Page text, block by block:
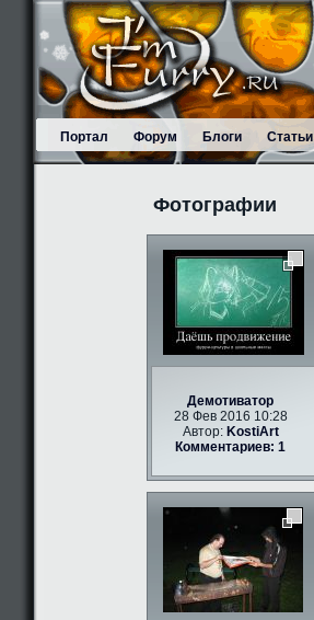
Портал Форум Блоги Статьи
Фотографии
Демотиватор
28 Фев 2016 10:28
Автор: KostiArt
Комментариев: 1